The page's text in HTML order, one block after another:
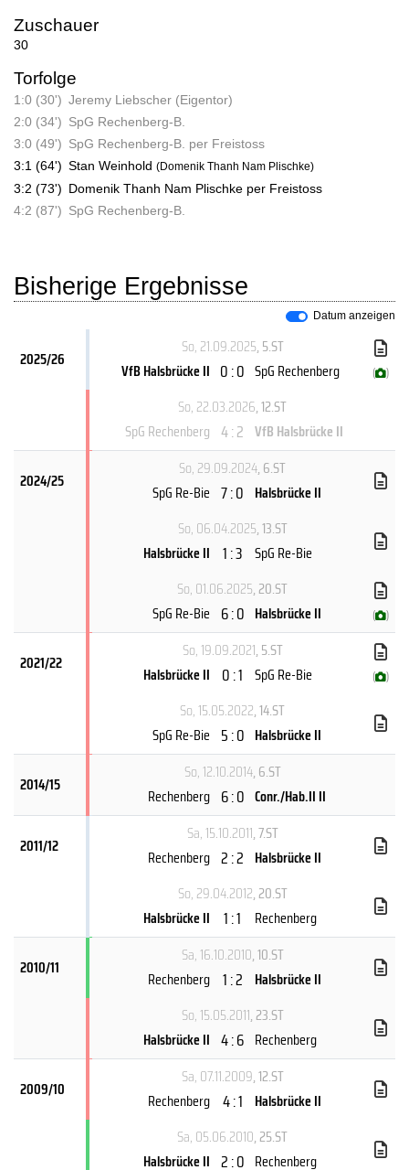
Zuschauer
30
Torfolge
1:0 (30') Jeremy Liebscher (Eigentor)
2:0 (34') SpG Rechenberg-B.
3:0 (49') SpG Rechenberg-B. per Freistoss
3:1 (64') Stan Weinhold (Domenik Thanh Nam Plischke)
3:2 (73') Domenik Thanh Nam Plischke per Freistoss
4:2 (87') SpG Rechenberg-B.
Bisherige Ergebnisse
Datum anzeigen
2025/26
So, 21.09.2025, 5.ST
VfB Halsbrücke II 0 : 0 SpG Rechenberg ( )
So, 22.03.2026, 12.ST
SpG Rechenberg 4 : 2 VfB Halsbrücke II
2024/25
So, 29.09.2024, 6.ST
SpG Re-Bie 7 : 0 Halsbrücke II
So, 06.04.2025, 13.ST
Halsbrücke II 1 : 3 SpG Re-Bie
So, 01.06.2025, 20.ST
SpG Re-Bie 6 : 0 Halsbrücke II ( )
2021/22
So, 19.09.2021, 5.ST
Halsbrücke II 0 : 1 SpG Re-Bie ( )
So, 15.05.2022, 14.ST
SpG Re-Bie 5 : 0 Halsbrücke II
2014/15
So, 12.10.2014, 6.ST
Rechenberg 6 : 0 Conr./Hab.II II
2011/12
Sa, 15.10.2011, 7.ST
Rechenberg 2 : 2 Halsbrücke II
So, 29.04.2012, 20.ST
Halsbrücke II
1 : 1 Rechenberg
2010/11
Sa, 16.10.2010, 10.ST
Rechenberg 1 : 2 Halsbrücke II
So, 15.05.2011, 23.ST
Halsbrücke II 4 : 6 Rechenberg
2009/10
Sa, 07.11.2009, 12.ST
Rechenberg 4 : 1 Halsbrücke II
Sa, 05.06.2010, 25.ST
Halsbrücke II 2 : 0 Rechenberg